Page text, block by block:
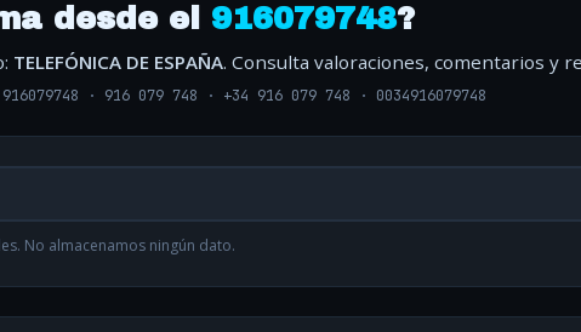
desde el 916079748?
TELEFÓNICA DE ESPAÑA. Consulta valoraciones, comentarios y
916079748 · 916 079 748 · +34 916 079 748 · 0034916079748
No almacenamos ningún dato.